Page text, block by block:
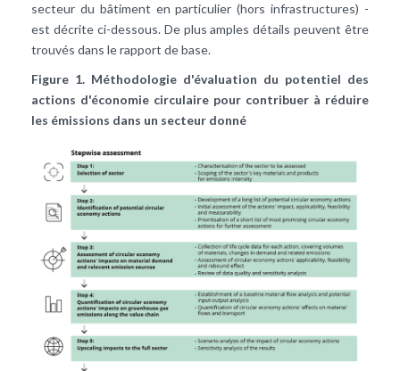
secteur du bâtiment en particulier (hors infrastructures) -
est décrite ci-dessous. De plus amples détails peuvent être
trouvés dans le rapport de base.
Figure 1. Méthodologie d'évaluation du potentiel des
actions d'économie circulaire pour contribuer à réduire
les émissions dans un secteur donné